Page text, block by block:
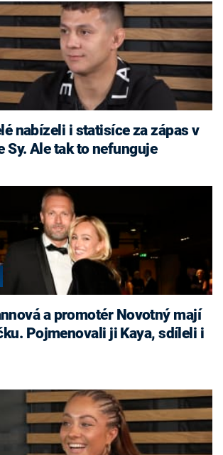
Sy. Ale tak to nefunguje
a promotér Novotný mají
Pojmenovali ji Kaya, sdíleli i